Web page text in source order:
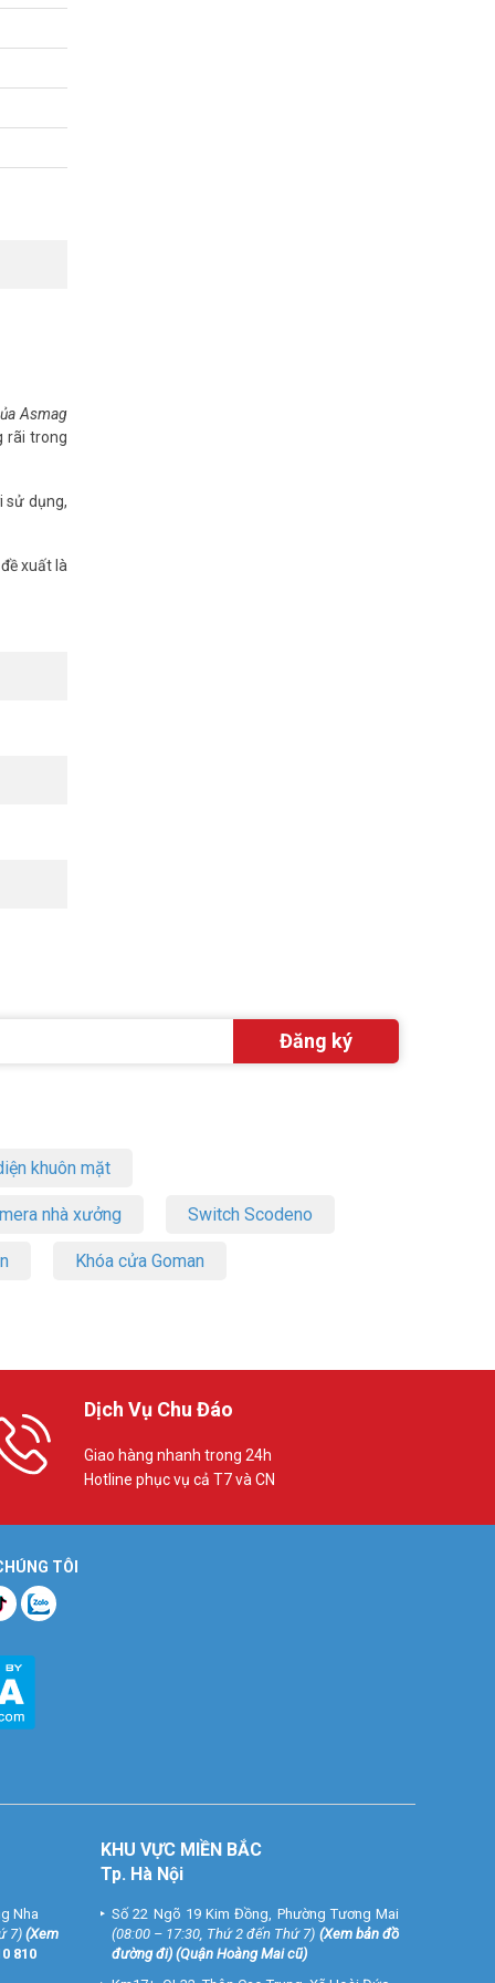
–
Asmag
rãi trong
sử dụng,
xuất là
khuôn mặt
nhà xưởng Switch Scodeno
Khóa cửa Goman
Dịch Vụ Chu Đáo
Giao hàng nhanh trong 24h
Hotline phục vụ cả T7 và CN
TÔI
Nha
7)(Xem
810
KHU VỰC MIỀN BẮC
Tp. Hà Nội
Số 22 Ngõ 19 Kim Đồng, Phường Tương Mai
(08:00 – 17:30, Thứ 2 đến Thứ 7) (Xem bản đồ
đường đi) (Quận Hoàng Mai cũ)